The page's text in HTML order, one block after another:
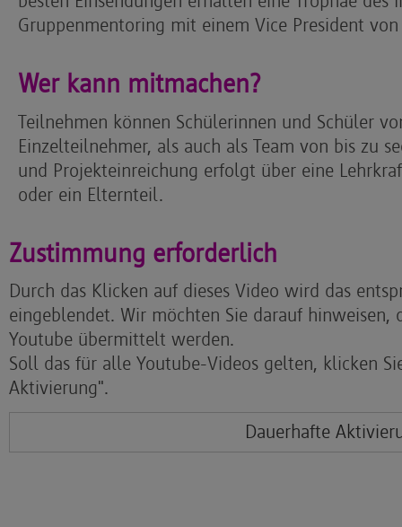
Gruppenmentoring mit einem Vice President
Wer kann mitmachen?
Teilnehmen können Schülerinnen und Schüler
Einzelteilnehmer, als auch als Team von bis zu
und Projekteinreichung erfolgt über eine
oder ein Elternteil.
Zustimmung erforderlich
Durch das Klicken auf dieses Video wird das
eingeblendet. Wir möchten Sie darauf hinweisen,
Youtube übermittelt werden.
Soll das für alle Youtube-Videos gelten, klicken
Aktivierung".
Dauerhafte